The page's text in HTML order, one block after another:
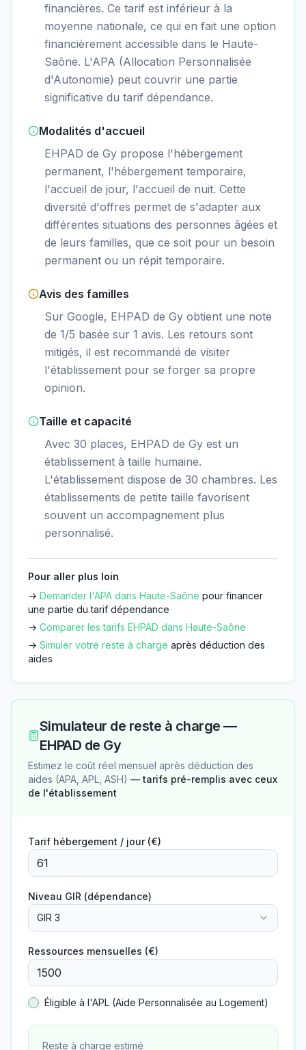
financières. Ce tarif est inférieur à la
moyenne nationale, ce qui en fait une option
financièrement accessible dans le Haute-
Saône. L'APA (Allocation Personnalisée
d'Autonomie) peut couvrir une partie
significative du tarif dépendance.
Modalités d'accueil
EHPAD de Gy propose l'hébergement
permanent, l'hébergement temporaire,
l'accueil de jour, l'accueil de nuit. Cette
diversité d'offres permet de s'adapter aux
différentes situations des personnes âgées et
de leurs familles, que ce soit pour un besoin
permanent ou un répit temporaire.
Avis des familles
Sur Google, EHPAD de Gy obtient une note
de 1/5 basée sur 1 avis. Les retours sont
mitigés, il est recommandé de visiter
l'établissement pour se forger sa propre
opinion.
Taille et capacité
Avec 30 places, EHPAD de Gy est un
établissement à taille humaine.
L'établissement dispose de 30 chambres. Les
établissements de petite taille favorisent
souvent un accompagnement plus
personnalisé.
Pour aller plus loin
→ Demander l'APA dans Haute-Saône pour financer
une partie du tarif dépendance
→ Comparer les tarifs EHPAD dans Haute-Saône
→ Simuler votre reste à charge après déduction des
aides
Simulateur de reste à charge —
EHPAD de Gy
Estimez le coût réel mensuel après déduction des
aides (APA, APL, ASH) — tarifs pré-remplis avec ceux
de l'établissement
Tarif hébergement / jour (€)
Niveau GIR (dépendance)
GIR 3
Ressources mensuelles (€)
Éligible à l'APL (Aide Personnalisée au Logement)
Reste à charge estimé